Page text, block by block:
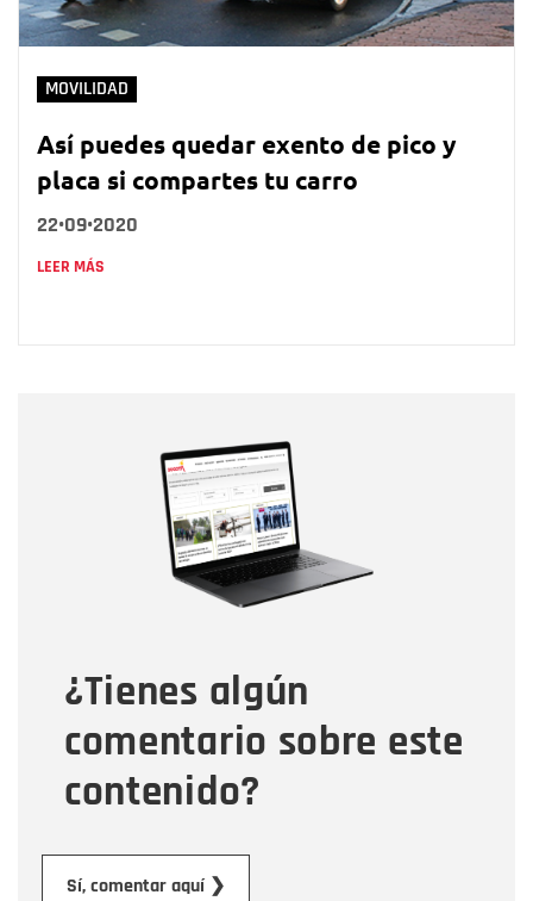
MOVILIDAD
Así puedes quedar exento de pico y
placa si compartes tu carro
22•09•2020
LEER MÁS
¿Tienes algún
comentario sobre este
contenido?
Sí, comentar aquí ❯
Correo electrónico
Tipo de comentario
Mensaje